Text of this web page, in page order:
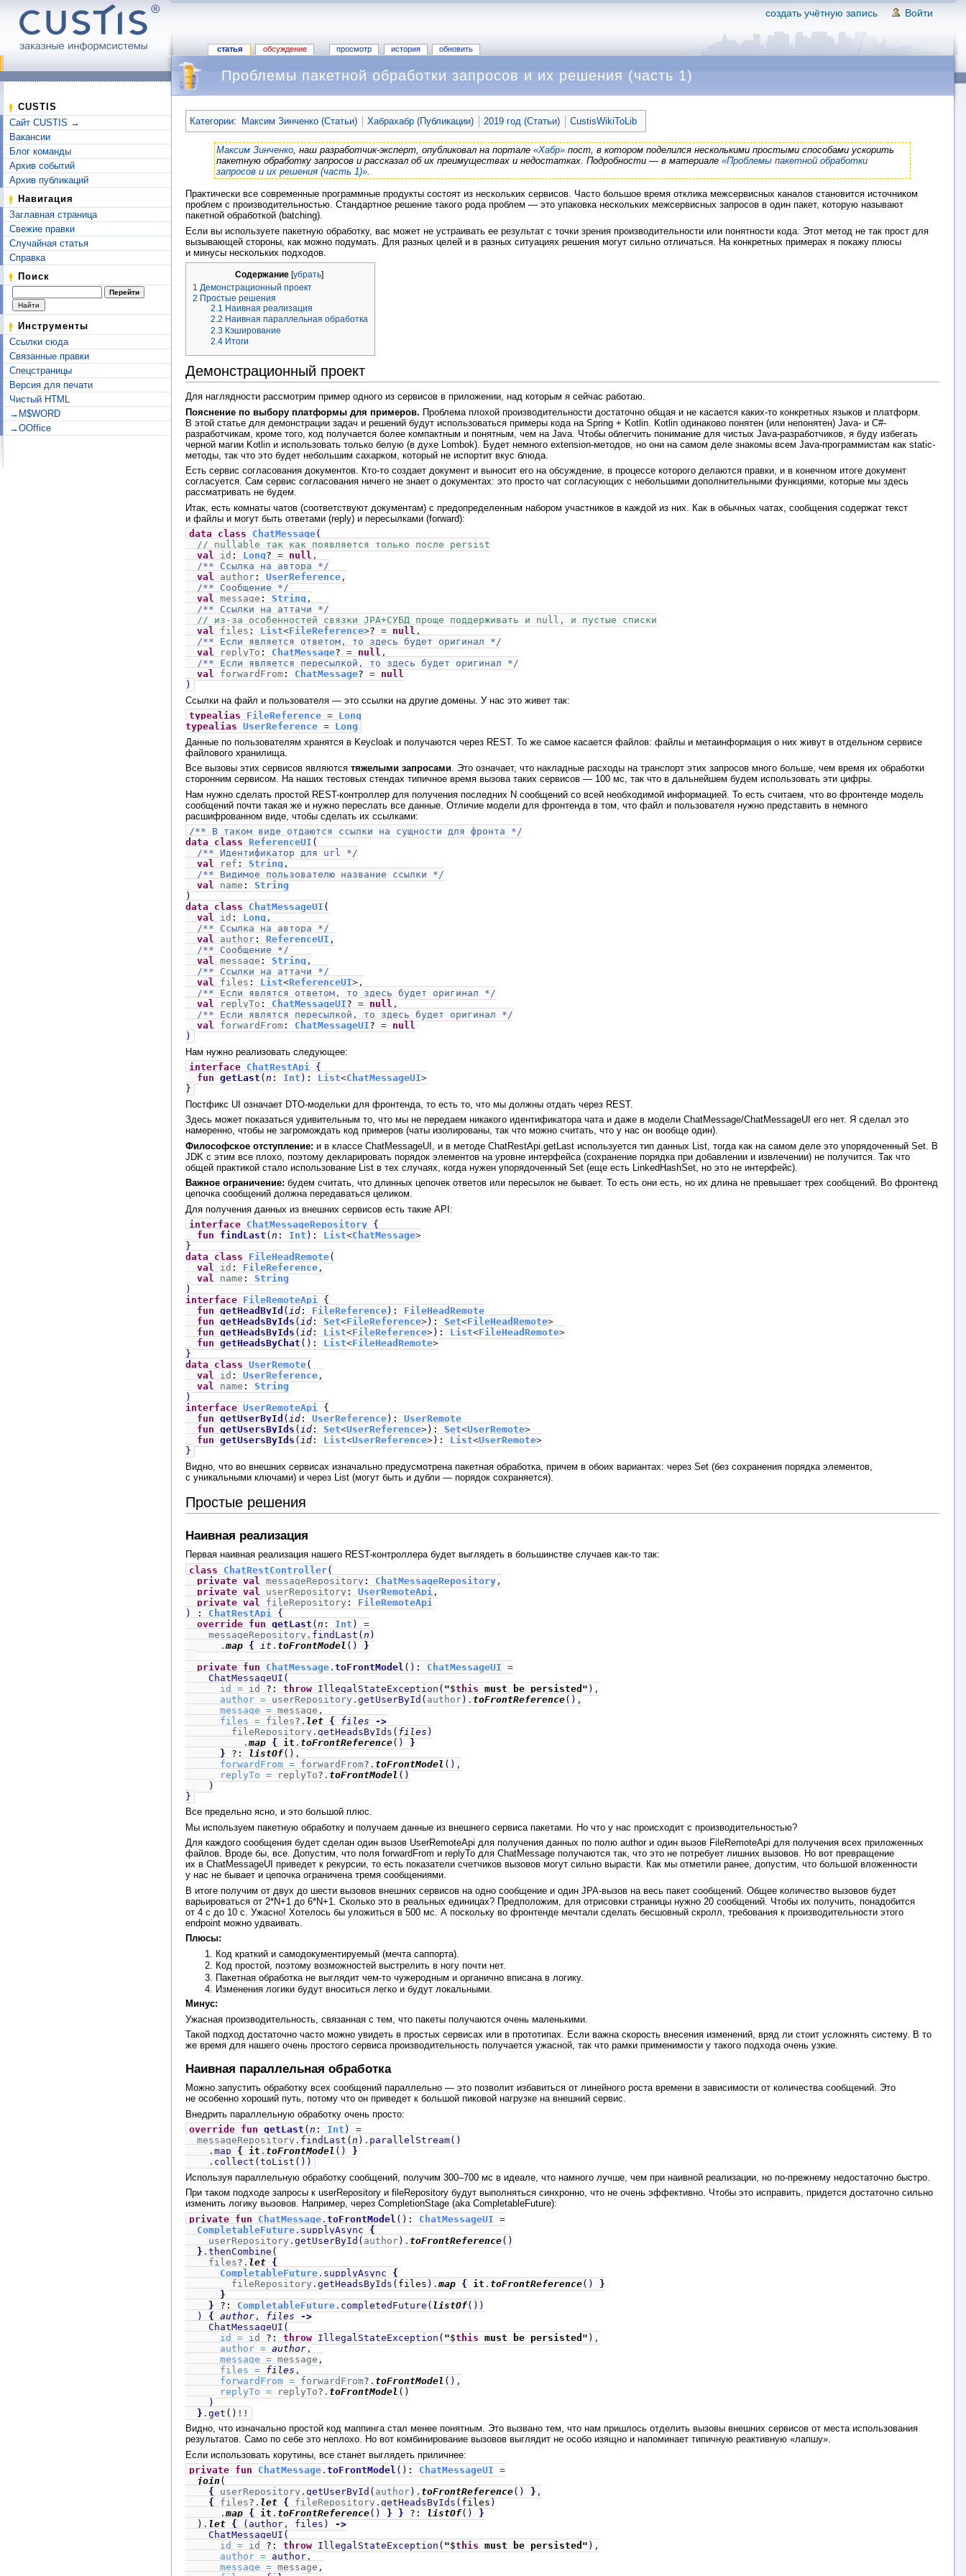
создать учётную запись Войти
статья обсуждение просмотр история обновить
CUSTIS
Сайт CUSTIS →
Вакансии
Блог команды
Архив событий
Архив публикаций
Навигация
Заглавная страница
Свежие правки
Случайная статья
Справка
Поиск
Инструменты
Ссылки сюда
Связанные правки
Спецстраницы
Версия для печати
Чистый HTML
→M$WORD
→OOffice
Проблемы пакетной обработки запросов и их решения (часть 1)
Категории: Максим Зинченко (Статьи) Хабрахабр (Публикации) 2019 год (Статьи) CustisWikiToLib
Максим Зинченко, наш разработчик-эксперт, опубликовал на портале «Хабр» пост, в котором поделился несколькими простыми способами ускорить
пакетную обработку запросов и рассказал об их преимуществах и недостатках. Подробности — в материале «Проблемы пакетной обработки
запросов и их решения (часть 1)».
Практически все современные программные продукты состоят из нескольких сервисов. Часто большое время отклика межсервисных каналов становится источником
проблем с производительностью. Стандартное решение такого рода проблем — это упаковка нескольких межсервисных запросов в один пакет, которую называют
пакетной обработкой (batching).
Если вы используете пакетную обработку, вас может не устраивать ее результат с точки зрения производительности или понятности кода. Этот метод не так прост для
вызывающей стороны, как можно подумать. Для разных целей и в разных ситуациях решения могут сильно отличаться. На конкретных примерах я покажу плюсы
и минусы нескольких подходов.
Содержание [убрать]
1 Демонстрационный проект
2 Простые решения
2.1 Наивная реализация
2.2 Наивная параллельная обработка
2.3 Кэширование
2.4 Итоги
Демонстрационный проект
Для наглядности рассмотрим пример одного из сервисов в приложении, над которым я сейчас работаю.
Пояснение по выбору платформы для примеров. Проблема плохой производительности достаточно общая и не касается каких-то конкретных языков и платформ.
В этой статье для демонстрации задач и решений будут использоваться примеры кода на Spring + Kotlin. Kotlin одинаково понятен (или непонятен) Java- и C#-
разработчикам, кроме того, код получается более компактным и понятным, чем на Java. Чтобы облегчить понимание для чистых Java-разработчиков, я буду избегать
черной магии Kotlin и использовать только белую (в духе Lombok). Будет немного extension-методов, но они на самом деле знакомы всем Java-программистам как static-
методы, так что это будет небольшим сахарком, который не испортит вкус блюда.
Есть сервис согласования документов. Кто-то создает документ и выносит его на обсуждение, в процессе которого делаются правки, и в конечном итоге документ
согласуется. Сам сервис согласования ничего не знает о документах: это просто чат согласующих с небольшими дополнительными функциями, которые мы здесь
рассматривать не будем.
Итак, есть комнаты чатов (соответствуют документам) с предопределенным набором участников в каждой из них. Как в обычных чатах, сообщения содержат текст
и файлы и могут быть ответами (reply) и пересылками (forward):
data class ChatMessage(
// nullable так как появляется только после persist
val id : Long? = null ,
/** Ссылка на автора */
val author : UserReference ,
/** Сообщение */
val message : String ,
/** Ссылки на аттачи */
// из-за особенностей связки JPA+СУБД проще поддерживать и null, и пустые списки
val files : List<FileReference>? = null ,
/** Если является ответом, то здесь будет оригинал */
val
replyTo : ChatMessage? = null ,
/** Если является пересылкой, то здесь будет оригинал */
val forwardFrom : ChatMessage? = null
)
Ссылки на файл и пользователя — это ссылки на другие домены. У нас это живет так:
typealias FileReference = Long
typealias UserReference = Long
Данные по пользователям хранятся в Keycloak и получаются через REST. То же самое касается файлов: файлы и метаинформация о них живут в отдельном сервисе
файлового хранилища.
Все вызовы этих сервисов являются тяжелыми запросами. Это означает, что накладные расходы на транспорт этих запросов много больше, чем время их обработки
сторонним сервисом. На наших тестовых стендах типичное время вызова таких сервисов — 100 мс, так что в дальнейшем будем использовать эти цифры.
Нам нужно сделать простой REST-контроллер для получения последних N сообщений со всей необходимой информацией. То есть считаем, что во фронтенде модель
сообщений почти такая же и нужно переслать все данные. Отличие модели для фронтенда в том, что файл и пользователя нужно представить в немного
расшифрованном виде, чтобы сделать их ссылками:
/** В таком виде отдаются ссылки на сущности для фронта */
data class ReferenceUI (
/** Идентификатор для url */
val
ref : String ,
/** Видимое пользователю название ссылки */
val name : String
)
data class ChatMessageUI (
val id : Long ,
/** Ссылка на автора */
val author : ReferenceUI ,
/** Сообщение */
val message : String ,
/** Ссылки на аттачи */
val files : List<ReferenceUI>,
/** Если являтся ответом, то здесь будет оригинал */
val
replyTo : ChatMessageUI? = null ,
/** Если являтся пересылкой, то здесь будет оригинал */
val forwardFrom : ChatMessageUI? = null
)
Нам нужно реализовать следующее:
interface ChatRestApi {
fun getLast ( n : Int ) : List<ChatMessageUI>
}
Постфикс UI означает DTO-модельки для фронтенда, то есть то, что мы должны отдать через REST.
Здесь может показаться удивительным то, что мы не передаем никакого идентификатора чата и даже в модели ChatMessage/ChatMessageUI его нет. Я сделал это
намеренно, чтобы не загромождать код примеров (чаты изолированы, так что можно считать, что у нас он вообще один).
Философское отступление: и в классе ChatMessageUI, и в методе ChatRestApi.getLast используется тип данных List, тогда как на самом деле это упорядоченный Set. В
JDK с этим все плохо, поэтому декларировать порядок элементов на уровне интерфейса (сохранение порядка при добавлении и извлечении) не получится. Так что
общей практикой стало использование List в тех случаях, когда нужен упорядоченный Set (еще есть LinkedHashSet, но это не интерфейс).
Важное ограничение: будем считать, что длинных цепочек ответов или пересылок не бывает. То есть они есть, но их длина не превышает трех сообщений. Во фронтенд
цепочка сообщений должна передаваться целиком.
Для получения данных из внешних сервисов есть такие API:
interface ChatMessageRepository {
fun findLast ( n : Int ) : List<ChatMessage>
}
data class FileHeadRemote(
val id : FileReference ,
val name : String
)
interface FileRemoteApi {
fun getHeadById ( id : FileReference) : FileHeadRemote
fun getHeadsByIds ( id : Set<FileReference>) : Set<FileHeadRemote>
fun getHeadsByIds ( id : List<FileReference>) : List<FileHeadRemote>
fun getHeadsByChat () : List<FileHeadRemote>
}
data class UserRemote(
val id : UserReference ,
val name : String
)
interface UserRemoteApi {
fun getUserById ( id : UserReference) : UserRemote
fun getUsersByIds ( id : Set<UserReference>) : Set<UserRemote>
fun getUsersByIds ( id : List<UserReference>) : List<UserRemote>
}
Видно, что во внешних сервисах изначально предусмотрена пакетная обработка, причем в обоих вариантах: через Set (без сохранения порядка элементов,
с уникальными ключами) и через List (могут быть и дубли — порядок сохраняется).
Простые решения
Наивная реализация
Первая наивная реализация нашего REST-контроллера будет выглядеть в большинстве случаев как-то так:
class ChatRestController(
private val messageRepository : ChatMessageRepository ,
private val userRepository : UserRemoteApi ,
private val fileRepository : FileRemoteApi
)
: ChatRestApi {
override fun getLast ( n : Int ) =
messageRepository . findLast ( n )
. map { it . toFrontModel ()
}
private fun ChatMessage . toFrontModel () : ChatMessageUI =
ChatMessageUI (
id = id ?: throw IllegalStateException ( "$this must be persisted" ) ,
author = userRepository . getUserById ( author) . toFrontReference() ,
message = message ,
files = files?. let { files ->
fileRepository . getHeadsByIds ( files )
. map { it . toFrontReference()
}
} ?: listOf() ,
forwardFrom = forwardFrom?. toFrontModel () ,
replyTo =
replyTo?. toFrontModel ()
)
}
Все предельно ясно, и это большой плюс.
Мы используем пакетную обработку и получаем данные из внешнего сервиса пакетами. Но что у нас происходит с производительностью?
Для каждого сообщения будет сделан один вызов UserRemoteApi для получения данных по полю author и один вызов FileRemoteApi для получения всех приложенных
файлов. Вроде бы, все. Допустим, что поля forwardFrom и replyTo для ChatMessage получаются так, что это не потребует лишних вызовов. Но вот превращение
их в ChatMessageUI приведет к рекурсии, то есть показатели счетчиков вызовов могут сильно вырасти. Как мы отметили ранее, допустим, что большой вложенности
у нас не бывает и цепочка ограничена тремя сообщениями.
В итоге получим от двух до шести вызовов внешних сервисов на одно сообщение и один JPA-вызов на весь пакет сообщений. Общее количество вызовов будет
варьироваться от 2*N+1 до 6*N+1. Сколько это в реальных единицах? Предположим, для отрисовки страницы нужно 20 сообщений. Чтобы их получить, понадобится
от 4 c до 10 с. Ужасно! Хотелось бы уложиться в 500 мс. А поскольку во фронтенде мечтали сделать бесшовный скролл, требования к производительности этого
endpoint можно удваивать.
Плюсы:
Код краткий и самодокументируемый (мечта саппорта).
Код простой, поэтому возможностей выстрелить в ногу почти нет.
Пакетная обработка не выглядит чем-то чужеродным и органично вписана в логику.
Изменения логики будут вноситься легко и будут локальными.
Минус:
Ужасная производительность, связанная с тем, что пакеты получаются очень маленькими.
Такой подход достаточно часто можно увидеть в простых сервисах или в прототипах. Если важна скорость внесения изменений, вряд ли стоит усложнять систему. В то
же время для нашего очень простого сервиса производительность получается ужасной, так что рамки применимости у такого подхода очень узкие.
Наивная параллельная обработка
Можно запустить обработку всех сообщений параллельно — это позволит избавиться от линейного роста времени в зависимости от количества сообщений. Это
не особенно хороший путь, потому что он приведет к большой пиковой нагрузке на внешний сервис.
Внедрить параллельную обработку очень просто:
override fun getLast ( n : Int ) =
messageRepository . findLast ( n ) . parallelStream()
. map { it . toFrontModel ()
}
. collect ( toList ())
Используя параллельную обработку сообщений, получим 300–700 мc в идеале, что намного лучше, чем при наивной реализации, но по-прежнему недостаточно быстро.
При таком подходе запросы к userRepository и fileRepository будут выполняться синхронно, что не очень эффективно. Чтобы это исправить, придется достаточно сильно
изменить логику вызовов. Например, через CompletionStage (aka CompletableFuture):
private fun ChatMessage . toFrontModel () : ChatMessageUI =
CompletableFuture . supplyAsync {
userRepository . getUserById ( author) . toFrontReference()
} . thenCombine (
files?. let {
CompletableFuture . supplyAsync {
fileRepository . getHeadsByIds ( files ) . map { it . toFrontReference() }
}
} ?: CompletableFuture . completedFuture ( listOf())
) { author , files ->
ChatMessageUI (
id = id ?: throw IllegalStateException ( "$this must be persisted" ) ,
author = author ,
message = message ,
files = files ,
forwardFrom = forwardFrom?. toFrontModel () ,
replyTo =
replyTo?. toFrontModel ()
)
} . get () !!
Видно, что изначально простой код маппинга стал менее понятным. Это вызвано тем, что нам пришлось отделить вызовы внешних сервисов от места использования
результатов. Само по себе это неплохо. Но вот комбинирование вызовов выглядит не особо изящно и напоминает типичную реактивную «лапшу».
Если использовать корутины, все станет выглядеть приличнее:
private fun ChatMessage . toFrontModel () : ChatMessageUI =
join (
{ userRepository . getUserById ( author) . toFrontReference() } ,
{ files?. let { fileRepository . getHeadsByIds ( files )
.map { it . toFrontReference() } } ?: listOf()
}
) . let { ( author , files ) ->
ChatMessageUI (
id = id ?: throw IllegalStateException ( "$this must be persisted" ) ,
author = author ,
message = message ,